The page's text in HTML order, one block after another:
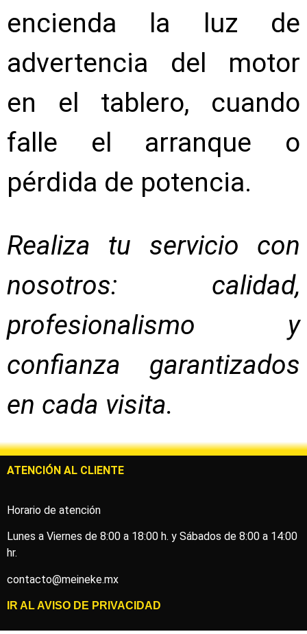
encienda la luz de
advertencia del motor
en el tablero, cuando
falle el arranque o
pérdida de potencia.
Realiza tu servicio con
nosotros: calidad,
profesionalismo y
confianza garantizados
en cada visita.
ATENCIÓN AL CLIENTE
Horario de atención
Lunes a Viernes de 8:00 a 18:00 h. y Sábados de 8:00 a 14:00
hr.
contacto@meineke.mx
IR AL AVISO DE PRIVACIDAD